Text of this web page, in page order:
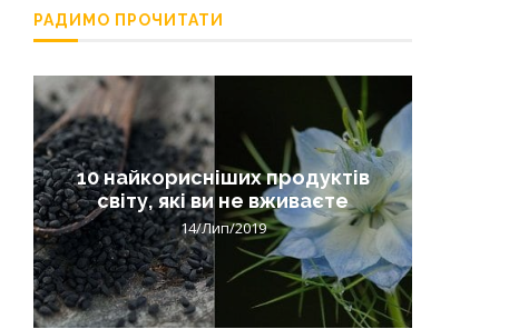
РАДИМО ПРОЧИТАТИ
10 найкорисніших продуктів
світу, які ви не вживаєте
14/Лип/2019